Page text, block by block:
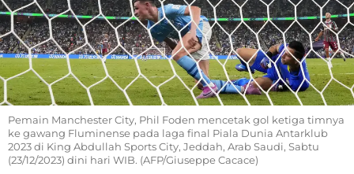
Pemain Manchester City, Phil Foden mencetak gol ketiga timnya
ke gawang Fluminense pada laga final Piala Dunia Antarklub
2023 di King Abdullah Sports City, Jeddah, Arab Saudi, Sabtu
(23/12/2023) dini hari WIB. (AFP/Giuseppe Cacace)